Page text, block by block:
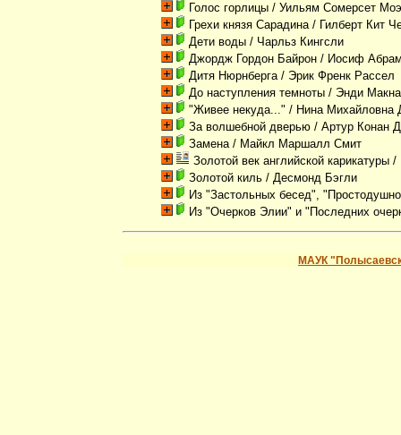
Голос горлицы / Уильям Сомерсет
Грехи князя Сарадина/ Гилберт Кит
Дети воды / Чарльз Кингсли
Джордж Гордон Байрон / Иосиф
Дитя Нюрнберга/ Эрик Френк Рассел
До наступления темноты / Энди
"Живее некуда..." / Нина Михайловна
За волшебной дверью / Артур Конан
Замена/ Майкл Маршалл Смит
Золотой век английской карикатуры /
Золотой киль / Десмонд Бэгли
Из "Застольных бесед",
Из "Очерков Элии" и "Последних
МАУК